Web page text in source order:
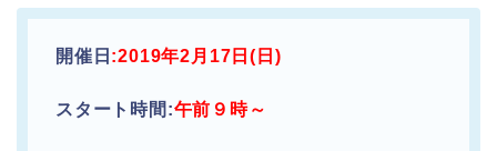
開催日 :2019年2月17日(日)
スタート時間:午前９時～